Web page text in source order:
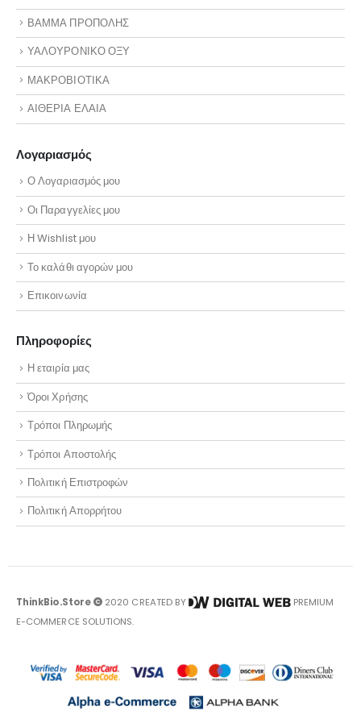
ΒΑΜΜΑ ΠΡΟΠΟΛΗΣ
ΥΑΛΟΥΡΟΝΙΚΟ ΟΞΥ
ΜΑΚΡΟΒΙΟΤΙΚΑ
ΑΙΘΕΡΙΑ ΕΛΑΙΑ
Λογαριασμός
Ο Λογαριασμός μου
Οι Παραγγελίες μου
Η Wishlist μου
Το καλάθι αγορών μου
Επικοινωνία
Πληροφορίες
Η εταιρία μας
Όροι Χρήσης
Τρόποι Πληρωμής
Τρόποι Αποστολής
Πολιτική Επιστροφών
Πολιτική Απορρήτου
ThinkBio.Store 2020 CREATED BY
PREMIUM
E-COMMERCE SOLUTIONS.